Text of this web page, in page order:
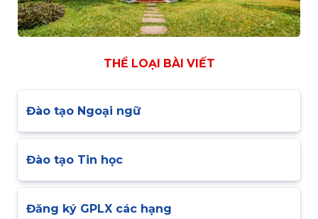
THỂ LOẠI BÀI VIẾT
Đào tạo Ngoại ngữ
Đào tạo Tin học
Đăng ký GPLX các hạng